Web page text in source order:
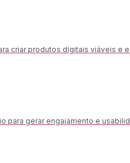
criar produtos digitais viáveis e
para gerar engajamento e